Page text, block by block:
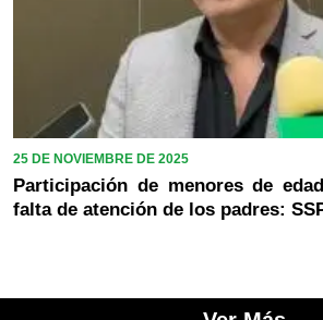
25 DE NOVIEMBRE DE 2025
Participación de menores de
falta de atención de los padres: